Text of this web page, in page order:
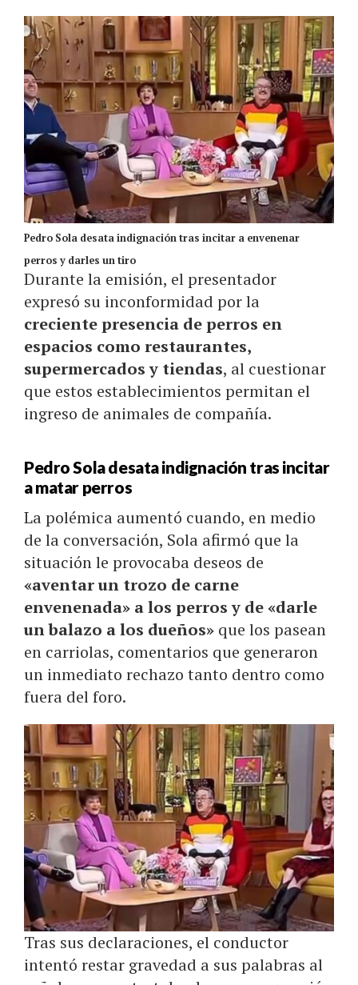
Pedro Sola desata indignación tras incitar a envenenar
perros y darles un tiro
Durante la emisión, el presentador
expresó su inconformidad por la
creciente presencia de perros en
espacios como restaurantes,
supermercados y tiendas, al cuestionar
que estos establecimientos permitan el
ingreso de animales de compañía.
Pedro Sola desata indignación tras incitar
a matar perros
La polémica aumentó cuando, en medio
de la conversación, Sola afirmó que la
situación le provocaba deseos de
«aventar un trozo de carne
envenenada» a los perros y de «darle
un balazo a los dueños» que los pasean
en carriolas, comentarios que generaron
un inmediato rechazo tanto dentro como
fuera del foro.
Tras sus declaraciones, el conductor
intentó restar gravedad a sus palabras al